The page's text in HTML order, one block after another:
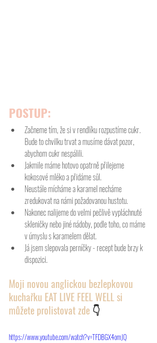
POSTUP:
Začneme tím, že si v rendlíku rozpustíme cukr.
Bude to chvilku trvat a musíme dávat pozor,
abychom cukr nespálili.
Jakmile máme hotovo opatrně přilejeme
kokosové mléko a přidáme sůl.
Neustále mícháme a karamel necháme
zredukovat na námi požadovanou hustotu.
Nakonec nalijeme do velmi pečlivě vypláchnuté
skleničky nebo jiné nádoby, podle toho, co máme
v úmyslu s karamelem dělat.
Já jsem slepovala perníčky - recept bude brzy k
dispozici.
Moji novou anglickou bezlepkovou
kuchařku EAT LIVE FEEL WELL si
můžete prolistovat zde 👇
https://www.youtube.com/watch?v=TFDBGX4omJQ